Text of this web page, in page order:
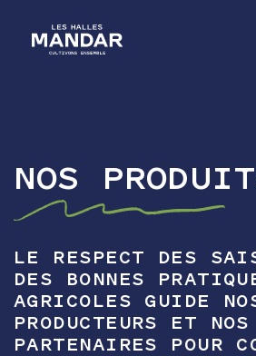
NOTRE GROUPE
NOS MÉTIERS
NOS CULTURES
L'ACADÉMIE
CONTACT
NOS
LE RESPECT DES
DES BONNES
AGRICOLES GUIDE
PRODUCTEURS ET
PARTENAIRES POUR